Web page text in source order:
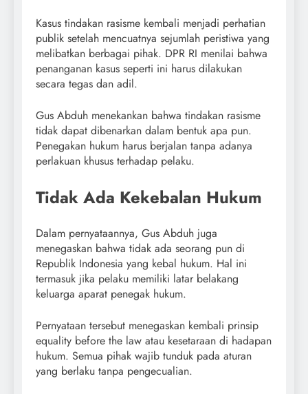
Kasus tindakan rasisme kembali menjadi perhatian
publik setelah mencuatnya sejumlah peristiwa yang
melibatkan berbagai pihak. DPR RI menilai bahwa
penanganan kasus seperti ini harus dilakukan
secara tegas dan adil.
Gus Abduh menekankan bahwa tindakan rasisme
tidak dapat dibenarkan dalam bentuk apa pun.
Penegakan hukum harus berjalan tanpa adanya
perlakuan khusus terhadap pelaku.
Tidak Ada Kekebalan Hukum
Dalam pernyataannya, Gus Abduh juga
menegaskan bahwa tidak ada seorang pun di
Republik Indonesia yang kebal hukum. Hal ini
termasuk jika pelaku memiliki latar belakang
keluarga aparat penegak hukum.
Pernyataan tersebut menegaskan kembali prinsip
equality before the law atau kesetaraan di hadapan
hukum. Semua pihak wajib tunduk pada aturan
yang berlaku tanpa pengecualian.